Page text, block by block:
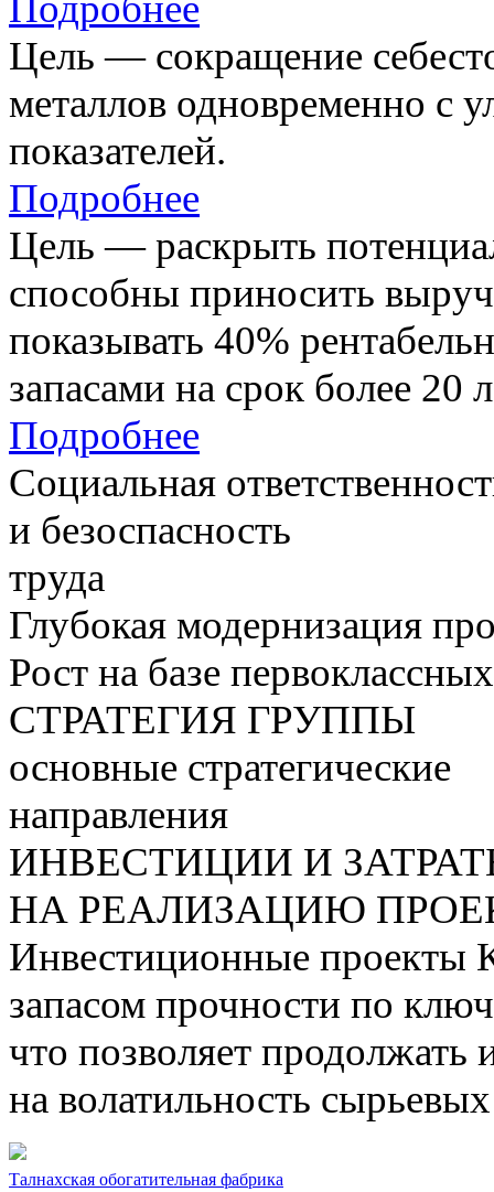
Цель — сокращение
металлов одновременно с
показателей.
Подробнее
Цель — раскрыть
способны приносить
показывать 40%
запасами на срок более 20
Подробнее
Социальная
и безоспасность
труда
Глубокая модернизация
Рост на базе
СТРАТЕГИЯ ГРУППЫ
основные стратегические
направления
ИНВЕСТИЦИИ И
НА РЕАЛИЗАЦИЮ
Инвестиционные проекты
запасом прочности по
что позволяет продолжать
на волатильность
Талнахская обогатительная фабрика